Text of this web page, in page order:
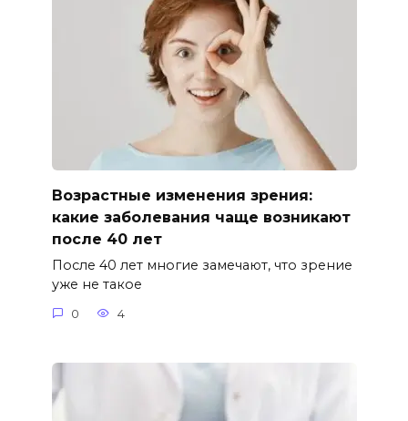
Возрастные изменения зрения:
какие заболевания чаще возникают
после 40 лет
После 40 лет многие замечают, что зрение
уже не такое
0 4